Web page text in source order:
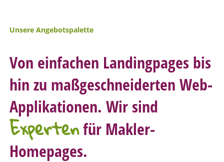
Unsere Angebotspalette
Von einfachen Landingpages bis
hin zu maßgeschneiderten Web-
Applikationen. Wir sind
Expertenfür Makler-
Homepages.